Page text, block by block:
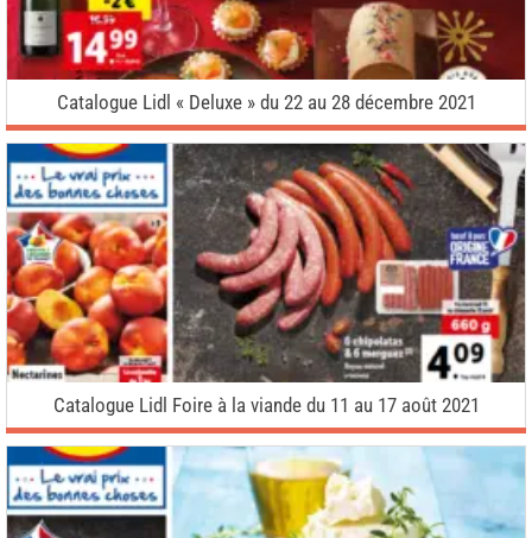
Catalogue Lidl « Deluxe » du 22 au 28 décembre 2021
Catalogue Lidl Foire à la viande du 11 au 17 août 2021